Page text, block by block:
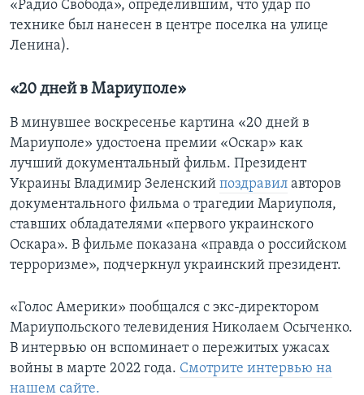
«Радио Свобода», определившим, что удар по
технике был нанесен в центре поселка на улице
Ленина).
«20 дней в Мариуполе»
В минувшее воскресенье картина «20 дней в
Мариуполе» удостоена премии «Оскар» как
лучший документальный фильм. Президент
Украины Владимир Зеленский поздравил авторов
документального фильма о трагедии Мариуполя,
ставших обладателями «первого украинского
Оскара». В фильме показана «правда о российском
терроризме», подчеркнул украинский президент.
«Голос Америки» пообщался с экс-директором
Мариупольского телевидения Николаем Осыченко.
В интервью он вспоминает о пережитых ужасах
войны в марте 2022 года. Смотрите интервью на
нашем сайте.